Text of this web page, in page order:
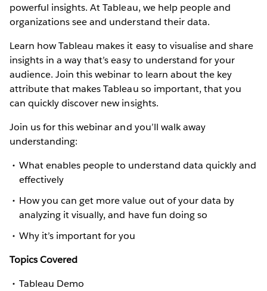
powerful insights. At Tableau, we help people and
organizations see and understand their data.
Learn how Tableau makes it easy to visualise and share
insights in a way that’s easy to understand for your
audience. Join this webinar to learn about the key
attribute that makes Tableau so important, that you
can quickly discover new insights.
Join us for this webinar and you’ll walk away
understanding:
What enables people to understand data quickly and
effectively
How you can get more value out of your data by
analyzing it visually, and have fun doing so
Why it’s important for you
Topics Covered
Tableau Demo